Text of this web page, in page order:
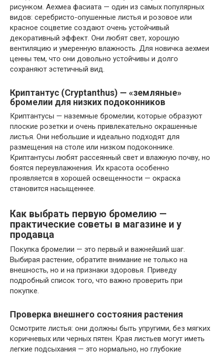
рисунком. Аехмеа фасиата — один из самых популярных
видов: серебристо-опушенные листья и розовое или
красное соцветие создают очень устойчивый
декоративный эффект. Они любят свет, хорошую
вентиляцию и умеренную влажность. Для новичка аехмеи
ценны тем, что они довольно устойчивы и долго
сохраняют эстетичный вид.
Криптантус (Cryptanthus) — «земляные»
бромелии для низких подоконников
Криптантусы — наземные бромелии, которые образуют
плоские розетки и очень привлекательно окрашенные
листья. Они небольшие и идеально подходят для
размещения на столе или низком подоконнике.
Криптантусы любят рассеянный свет и влажную почву, но
боятся переувлажнения. Их красота особенно
проявляется в хорошей освещенности — окраска
становится насыщеннее.
Как выбрать первую бромелию —
практические советы в магазине и у
продавца
Покупка бромелии — это первый и важнейший шаг.
Выбирая растение, обратите внимание не только на
внешность, но и на признаки здоровья. Приведу
подробный список того, что важно проверить при
покупке.
Проверка внешнего состояния растения
Осмотрите листья: они должны быть упругими, без мягких
коричневых или черных пятен. Края листьев могут иметь
легкие подсыхания — это нормально, но глубокие